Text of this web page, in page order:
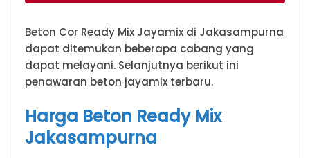
Beton Cor Ready Mix Jayamix di Jakasampurna
dapat ditemukan beberapa cabang yang
dapat melayani. Selanjutnya berikut ini
penawaran beton jayamix terbaru.
Harga Beton Ready Mix
Jakasampurna